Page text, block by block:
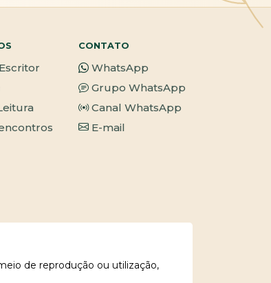
CONTATO
WhatsApp
Grupo WhatsApp
Canal WhatsApp
E-mail
de reprodução ou utilização,